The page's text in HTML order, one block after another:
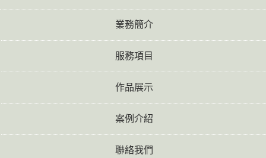
業務簡介
服務項目
作品展示
案例介紹
聯絡我們